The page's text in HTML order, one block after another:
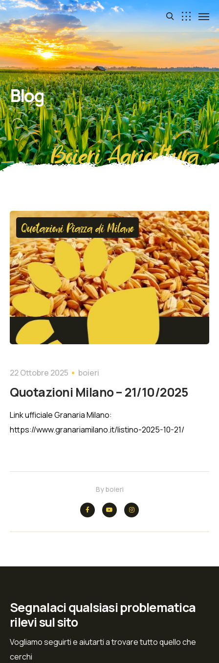
Blog
Boieri Agricoltura
Quotazioni Piazza di Milano
22 Ottobre 2025 boieri
Quotazioni Milano – 21/10/2025
Link ufficiale Granaria Milano:
https://www.granariamilano.it/listino-2025-10-21/
Byboieri
Segnalaci qualsiasi problematica
rilevi sul sito
Vogliamo seguirti e aiutarti a trovare tutto quello che
cerchi